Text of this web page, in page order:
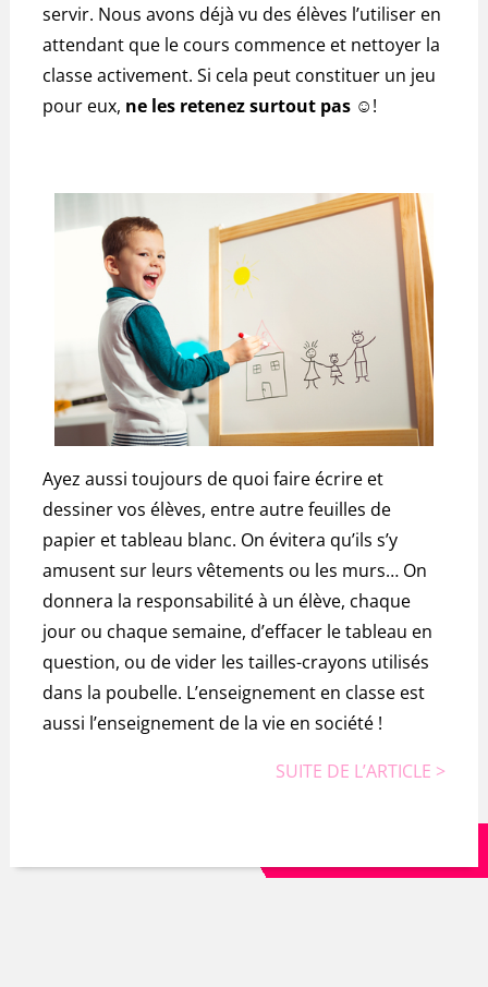
servir. Nous avons déjà vu des élèves l’utiliser en
attendant que le cours commence et nettoyer la
classe activement. Si cela peut constituer un jeu
pour eux, ne les retenez surtout pas☺!
Ayez aussi toujours de quoi faire écrire et
dessiner vos élèves, entre autre feuilles de
papier et tableau blanc. On évitera qu’ils s’y
amusent sur leurs vêtements ou les murs… On
donnera la responsabilité à un élève, chaque
jour ou chaque semaine, d’effacer le tableau en
question, ou de vider les tailles-crayons utilisés
dans la poubelle. L’enseignement en classe est
aussi l’enseignement de la vie en société !
SUITE DE L’ARTICLE >